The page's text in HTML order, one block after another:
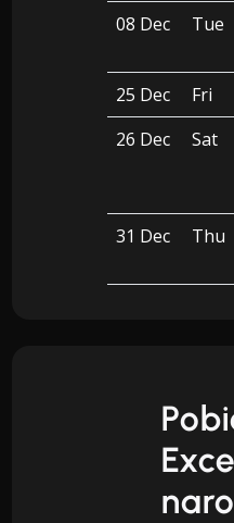
08 Dec
Tue
25 Dec
Fri
26 Dec
Sat
31 Dec
Thu